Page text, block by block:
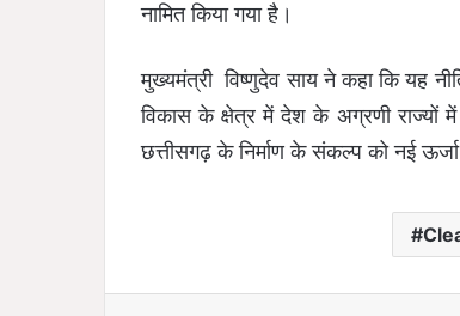
नामित किया गया है।
मुख्यमंत्री विष्णुदेव साय ने कहा कि यह
विकास के क्षेत्र में देश के अग्रणी राज्यों
छत्तीसगढ़ के निर्माण के संकल्प को नई